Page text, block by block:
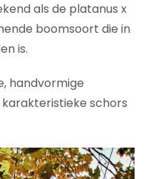
als de platanus x
boomsoort die in
is.
handvormige
schors